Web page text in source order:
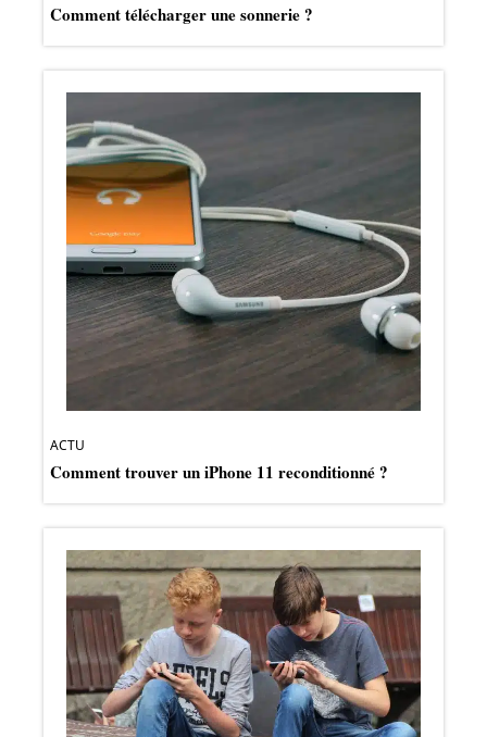
Comment télécharger une sonnerie ?
ACTU
Comment trouver un iPhone 11 reconditionné ?